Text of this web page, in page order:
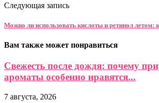
Следующая запись
Можно ли использовать кислоты и ретинол летом:
Вам также может понравиться
Свежесть после дождя: почему
ароматы особенно нравятся...
7 августа, 2026